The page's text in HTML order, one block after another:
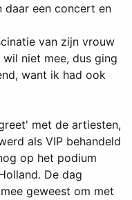
daar een concert en
van zijn vrouw
niet mee, dus ging
want ik had ook
met de artiesten,
als VIP behandeld
op het podium
De dag
geweest om met